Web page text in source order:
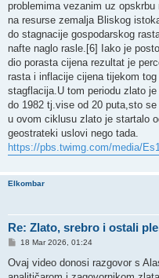
problemima vezanim uz
na resurse zemalja Bliskog
do stagnacije gospodarskog
nafte naglo rasle.[6] Iako je
dio porasta cijena rezultat je
rasta i inflacije cijena tijekom
stagflacija.U tom periodu zlato
do 1982 tj.vise od 20 puta,sto
u ovom ciklusu zlato je startalo
geostrateki uslovi nego tada.
https://pbs.twimg.com/media/
Elkombar
Re: Zlato, srebro i ostali
P
s
18 Mar 2026, 01:24
Ovaj video donosi razgovor s